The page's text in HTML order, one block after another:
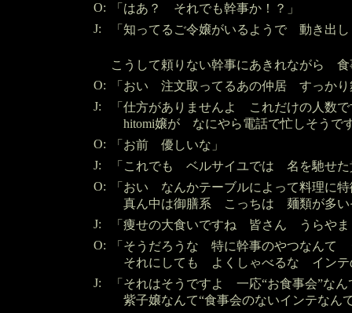
O:
「はあ？ それでも幹事か！？」
J:
「知ってるご令嬢がいるようで 動き出
こうして頼りない幹事にあきれながら
O:
「おい 注文取ってるあの仲居 すっか
J:
「仕方がありませんよ これだけの人
hitomi嬢が なにやら電話で忙しそうで
O:
「お前 優しいな」
J:
「これでも ベルサイユでは 名を馳せた
O:
「おい なんかテーブルによって料理
真ん中は御膳系 こっちは 麺類が多い
J:
「痩せの大食いですね 皆さん うらやま
O:
「そうだろうな 特に幹事のやつなんて
それにしても よくしゃべるな インテ
J:
「それはそうですよ 一応“お食事会”な
紫子嬢なんて“食事会のないインテなん